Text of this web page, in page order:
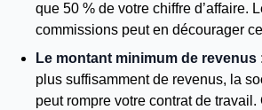
que 50 % de votre chiffre d’affaire.
commissions peut en décourager
Le montant minimum de revenus
plus suffisamment de revenus, la
peut rompre votre contrat de travail.